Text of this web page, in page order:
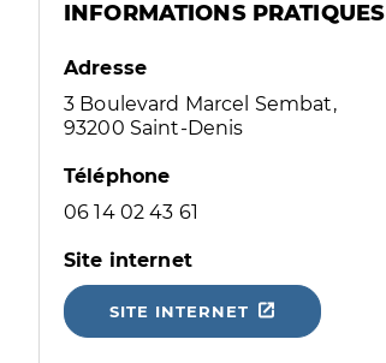
INFORMATIONS PRATIQUES
Adresse
3 Boulevard Marcel Sembat,
93200 Saint-Denis
Téléphone
06 14 02 43 61
Site internet
SITE INTERNET